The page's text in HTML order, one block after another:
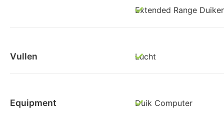
Extended Range
Vullen Lucht
Equipment Duik Computer